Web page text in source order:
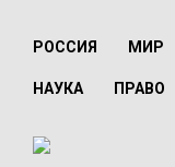
РОССИЯ МИР
НАУКА ПРАВО